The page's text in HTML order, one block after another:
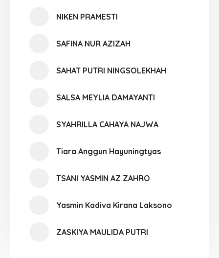
NIKEN PRAMESTI
SAFINA NUR AZIZAH
SAHAT PUTRI NINGSOLEKHAH
SALSA MEYLIA DAMAYANTI
SYAHRILLA CAHAYA NAJWA
Tiara Anggun Hayuningtyas
TSANI YASMIN AZ ZAHRO
Yasmin Kadiva Kirana Laksono
ZASKIYA MAULIDA PUTRI